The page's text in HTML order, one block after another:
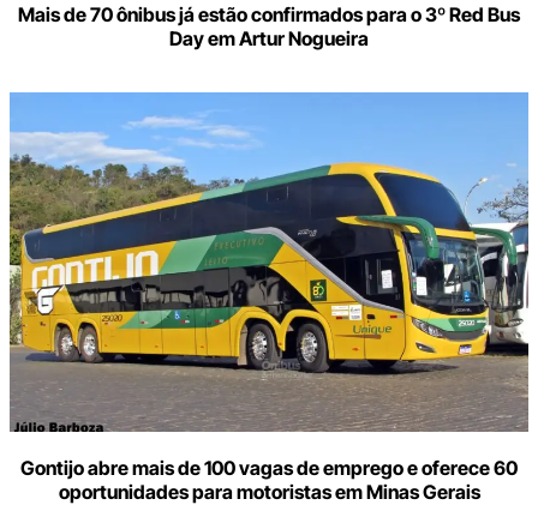
Mais de 70 ônibus já estão confirmados para o 3º Red Bus
Day em Artur Nogueira
Gontijo abre mais de 100 vagas de emprego e oferece 60
oportunidades para motoristas em Minas Gerais